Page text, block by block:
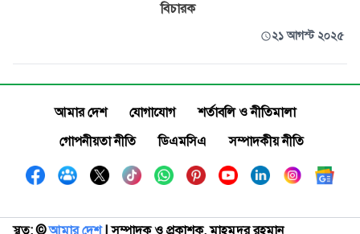
বিচারক
২১ আগস্ট ২০২৫
আমার দেশ যোগাযোগ
শর্তাবলি ও নীতিমালা
গোপনীয়তা নীতি
ডিএমসিএ সম্পাদকীয় নীতি
স্বত্ব: ©️আমার দেশ| সম্পাদক ও প্রকাশক, মাহমুদুর রহমান